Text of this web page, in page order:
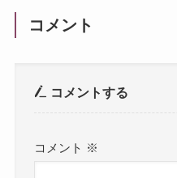
コメント
コメントする
コメント ※